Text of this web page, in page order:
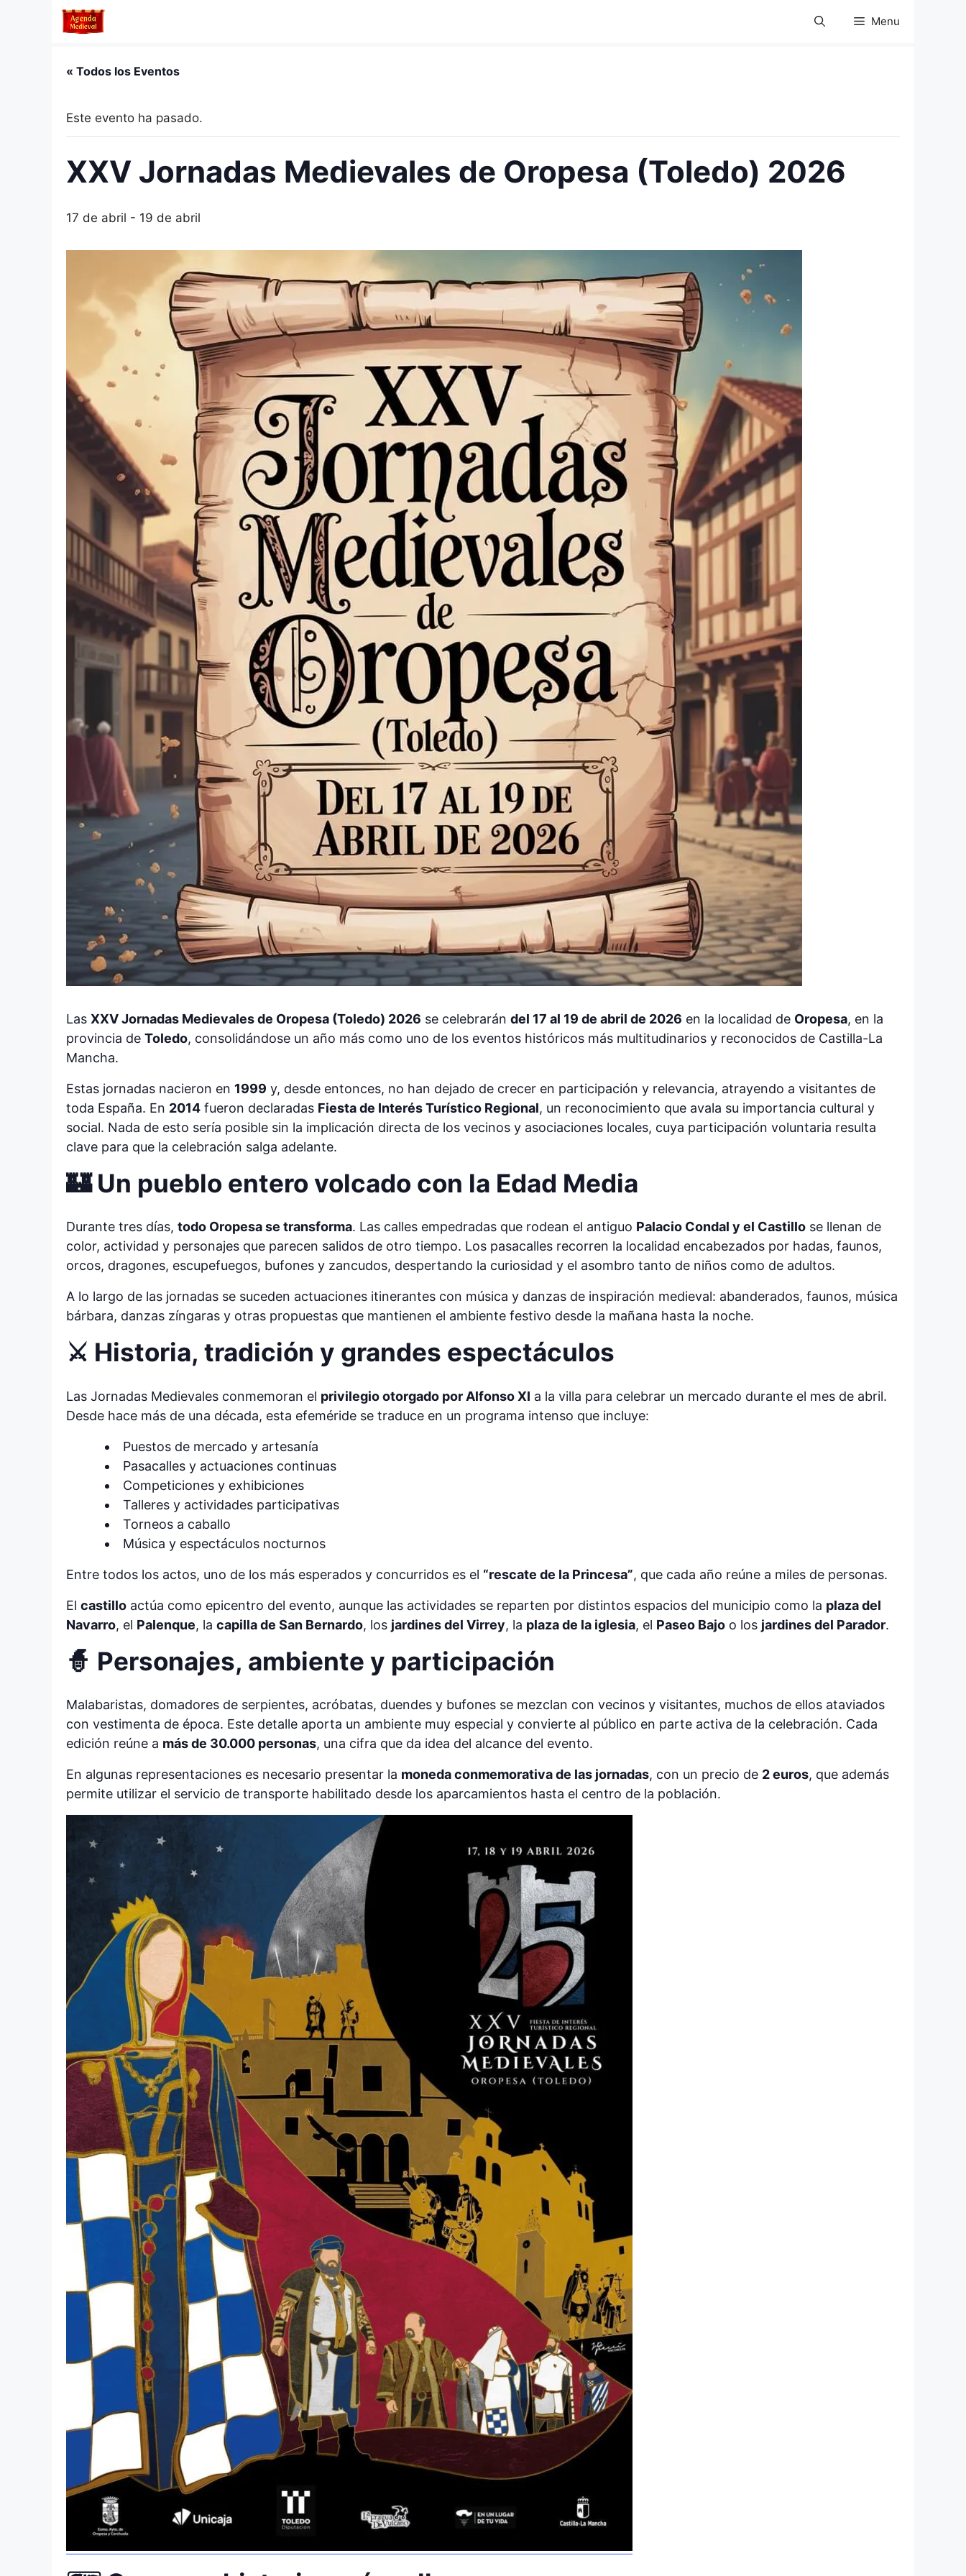
Menu
« Todos los Eventos
Este evento ha pasado.
XXV Jornadas Medievales de Oropesa (Toledo) 2026
17 de abril - 19 de abril
Las XXV Jornadas Medievales de Oropesa (Toledo) 2026 se celebrarán del 17 al 19 de abril de 2026 en la localidad de Oropesa, en la
provincia de Toledo, consolidándose un año más como uno de los eventos históricos más multitudinarios y reconocidos de Castilla-La
Mancha.
Estas jornadas nacieron en 1999 y, desde entonces, no han dejado de crecer en participación y relevancia, atrayendo a visitantes de
toda España. En 2014 fueron declaradas Fiesta de Interés Turístico Regional, un reconocimiento que avala su importancia cultural y
social. Nada de esto sería posible sin la implicación directa de los vecinos y asociaciones locales, cuya participación voluntaria resulta
clave para que la celebración salga adelante.
🏰 Un pueblo entero volcado con la Edad Media
Durante tres días, todo Oropesa se transforma. Las calles empedradas que rodean el antiguo Palacio Condal y el Castillo se llenan de
color, actividad y personajes que parecen salidos de otro tiempo. Los pasacalles recorren la localidad encabezados por hadas, faunos,
orcos, dragones, escupefuegos, bufones y zancudos, despertando la curiosidad y el asombro tanto de niños como de adultos.
A lo largo de las jornadas se suceden actuaciones itinerantes con música y danzas de inspiración medieval: abanderados, faunos, música
bárbara, danzas zíngaras y otras propuestas que mantienen el ambiente festivo desde la mañana hasta la noche.
⚔️ Historia, tradición y grandes espectáculos
Las Jornadas Medievales conmemoran el privilegio otorgado por Alfonso XI a la villa para celebrar un mercado durante el mes de abril.
Desde hace más de una década, esta efeméride se traduce en un programa intenso que incluye:
Puestos de mercado y artesanía
Pasacalles y actuaciones continuas
Competiciones y exhibiciones
Talleres y actividades participativas
Torneos a caballo
Música y espectáculos nocturnos
Entre todos los actos, uno de los más esperados y concurridos es el “rescate de la Princesa”, que cada año reúne a miles de personas.
El castillo actúa como epicentro del evento, aunque las actividades se reparten por distintos espacios del municipio como la plaza del
Navarro, el Palenque, la capilla de San Bernardo, los jardines del Virrey, la plaza de la iglesia, el Paseo Bajo o los jardines del Parador.
🧙 Personajes, ambiente y participación
Malabaristas, domadores de serpientes, acróbatas, duendes y bufones se mezclan con vecinos y visitantes, muchos de ellos ataviados
con vestimenta de época. Este detalle aporta un ambiente muy especial y convierte al público en parte activa de la celebración. Cada
edición reúne a más de 30.000 personas, una cifra que da idea del alcance del evento.
En algunas representaciones es necesario presentar la moneda conmemorativa de las jornadas, con un precio de 2 euros, que además
permite utilizar el servicio de transporte habilitado desde los aparcamientos hasta el centro de la población.